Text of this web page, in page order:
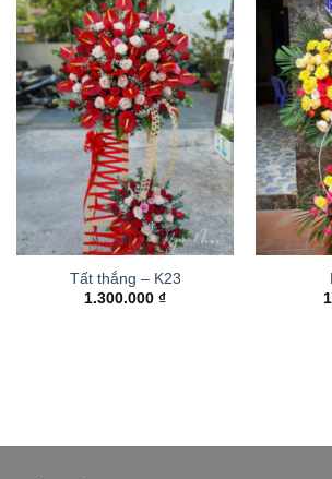
Tất thắng – K23
1.300.000 ₫